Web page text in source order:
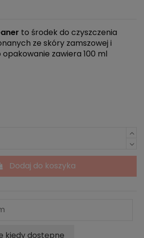
to środek do czyszczenia
ze skóry zamszowej i
zawiera 100 ml
Dodaj do koszyka
kiedy dostępne